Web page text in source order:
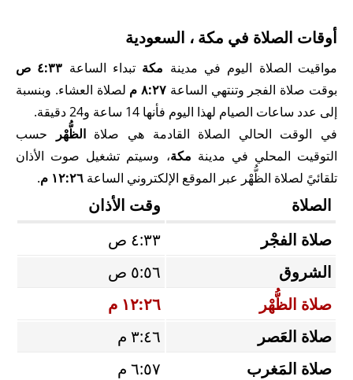
أوقات الصلاة في مكة ، السعودية
مواقيت الصلاة اليوم في مدينة مكة تبداء الساعة ٤:٣٣ ص
بوقت صلاة الفجر وتنتهي الساعة ٨:٢٧ م
لصلاة العشاء. وبنسبة
إلى عدد ساعات الصيام لهذا اليوم فأنها 14 ساعة و24 دقيقة.
في الوقت الحالي الصلاة القادمة هي صلاةالظُّهْر
حسب
التوقيت المحلي في مدينة مكة، وسيتم تشغيل صوت الأذان
تلقائيً لصلاة الظُّهْر عبر الموقع الإلكتروني الساعة ١٢:٢٦ م .
الصلاة
وقت الأذان
صلاة الفجْر
٤:٣٣ ص
الشروق
٥:٥٦ ص
صلاة الظُّهْر
١٢:٢٦ م
صلاة العَصر
٣:٤٦ م
صلاة المَغرب
٦:٥٧ م